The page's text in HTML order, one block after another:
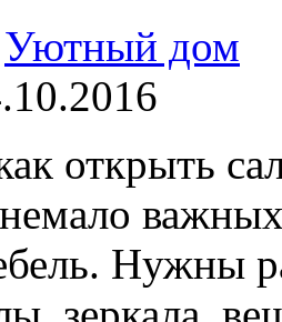
Уютный дом
открыть
Нужны